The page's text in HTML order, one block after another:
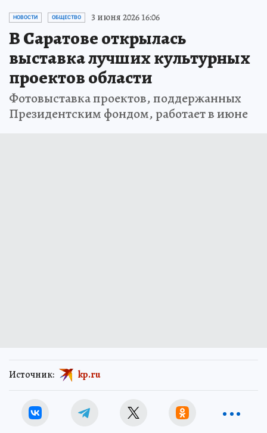
НОВОСТИ ОБЩЕСТВО 3 июня 2026 16:06
В Саратове открылась
выставка лучших культурных
проектов области
Фотовыставка проектов, поддержанных
Президентским фондом, работает в июне
Источник: kp.ru